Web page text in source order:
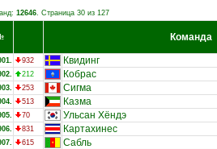
12646. Страница 30 из 127
Команда
932 Квидинг
212 Кобрас
253 Сигма
513 Казма
70 Ульсан Хёндэ
831 Картахинес
615 Сабль